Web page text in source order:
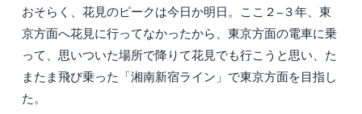
おそらく、花見のピークは今日か明日。ここ２−３年、東
京方面へ花見に行ってなかったから、東京方面の電車に乗
って、思いついた場所で降りて花見でも行こうと思い、た
またま飛び乗った「湘南新宿ライン」で東京方面を目指し
た。